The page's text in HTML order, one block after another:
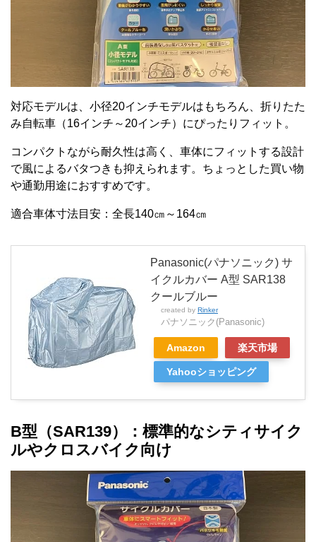
対応モデルは、小径20インチモデルはもちろん、折りたた
み自転車（16インチ～20インチ）にぴったりフィット。
コンパクトながら耐久性は高く、車体にフィットする設計
で風によるバタつきも抑えられます。ちょっとした買い物
や通勤用途におすすめです。
適合車体寸法目安：全長140㎝～164㎝
Panasonic(パナソニック) サ
イクルカバー A型 SAR138
クールブルー
created by Rinker
パナソニック(Panasonic)
Amazon 楽天市場
Yahooショッピング
B型（SAR139）：標準的なシティサイク
ルやクロスバイク向け